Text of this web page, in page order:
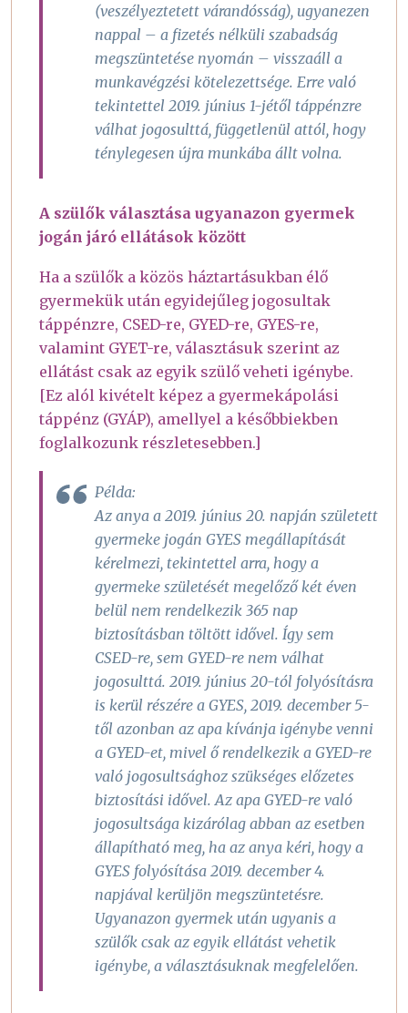
(veszélyeztetett várandósság), ugyanezen
nappal – a fizetés nélküli szabadság
megszüntetése nyomán – visszaáll a
munkavégzési kötelezettsége. Erre való
tekintettel 2019. június 1-jétől táppénzre
válhat jogosulttá, függetlenül attól, hogy
ténylegesen újra munkába állt volna.
A szülők választása ugyanazon gyermek
jogán járó ellátások között
Ha a szülők a közös háztartásukban élő
gyermekük után egyidejűleg jogosultak
táppénzre, CSED-re, GYED-re, GYES-re,
valamint GYET-re, választásuk szerint az
ellátást csak az egyik szülő veheti igénybe.
[Ez alól kivételt képez a gyermekápolási
táppénz (GYÁP), amellyel a későbbiekben
foglalkozunk részletesebben.]
Példa:
Az anya a 2019. június 20. napján született
gyermeke jogán GYES megállapítását
kérelmezi, tekintettel arra, hogy a
gyermeke születését megelőző két éven
belül nem rendelkezik 365 nap
biztosításban töltött idővel. Így sem
CSED-re, sem GYED-re nem válhat
jogosulttá. 2019. június 20-tól folyósításra
is kerül részére a GYES, 2019. december 5-
től azonban az apa kívánja igénybe venni
a GYED-et, mivel ő rendelkezik a GYED-re
való jogosultsághoz szükséges előzetes
biztosítási idővel. Az apa GYED-re való
jogosultsága kizárólag abban az esetben
állapítható meg, ha az anya kéri, hogy a
GYES folyósítása 2019. december 4.
napjával kerüljön megszüntetésre.
Ugyanazon gyermek után ugyanis a
szülők csak az egyik ellátást vehetik
igénybe, a választásuknak megfelelően.